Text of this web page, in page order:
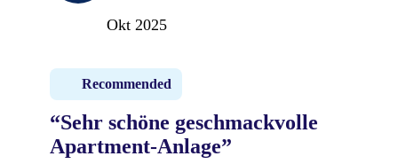
Okt 2025
Recommended
“Sehr schöne geschmackvolle
Apartment-Anlage”